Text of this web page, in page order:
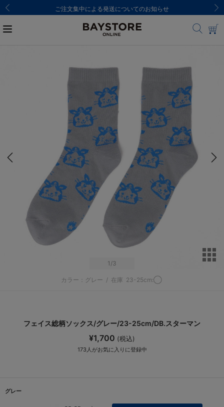
ご注文集中による発送についてのお知らせ
1 /3
カラー：グレー / 在庫 23-25cm:◯
フェイス総柄ソックス/グレー/23-25cm/DB.スターマン
¥1,700 (税込)
173 人がお気に入りに登録中
グレー